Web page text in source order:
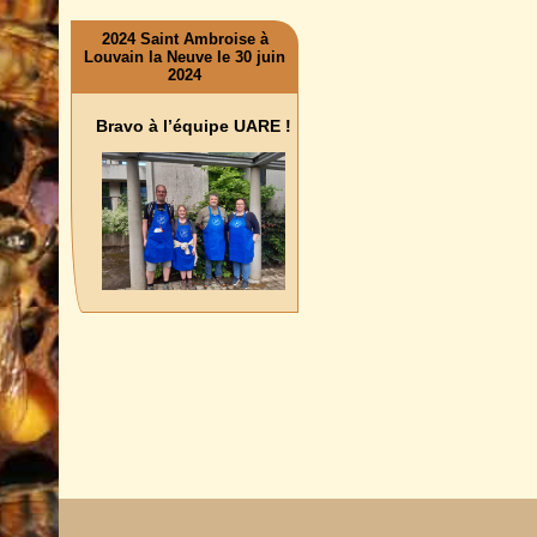
2024 Saint Ambroise à
Louvain la Neuve le 30 juin
2024
Bravo à l’équipe UARE !